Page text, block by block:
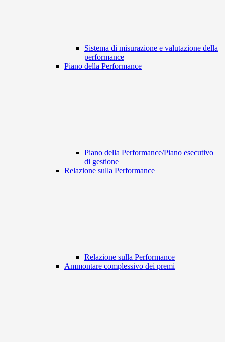
Sistema di misurazione e valutazione della
performance
Piano della Performance
Piano della Performance/Piano esecutivo
di gestione
Relazione sulla Performance
Relazione sulla Performance
Ammontare complessivo dei premi